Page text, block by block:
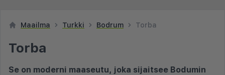
Maailma Turkki Bodrum Torba
Torba
Se on moderni maaseutu, joka sijaitsee Bodumin